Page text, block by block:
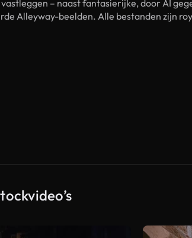
– naast fantasierijke, door AI
Alleyway-beelden. Alle bestanden zijn